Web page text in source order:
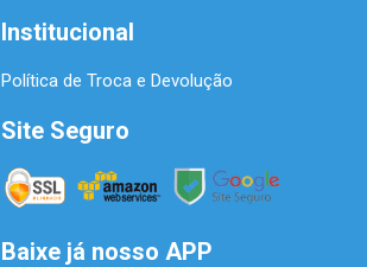
Institucional
Política de Troca e Devolução
Site Seguro
Baixe já nosso APP